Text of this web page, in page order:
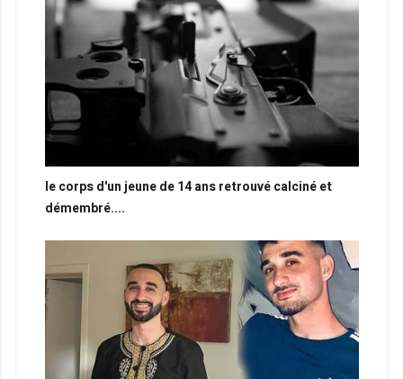
le corps d'un jeune de 14 ans retrouvé calciné et
démembré....